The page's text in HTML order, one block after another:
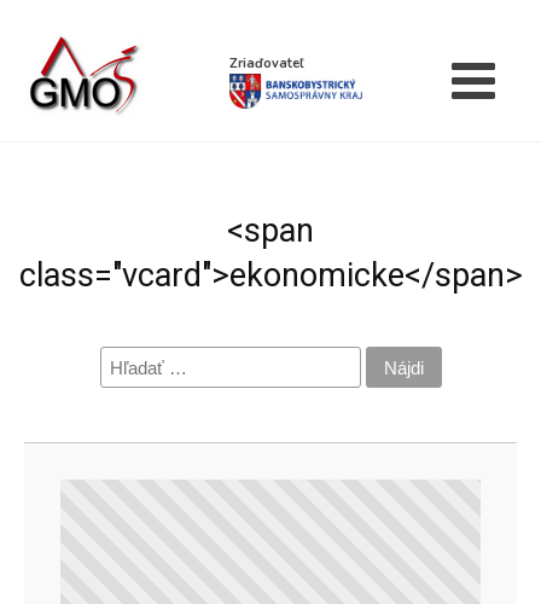
Zriaďovateľ
<span
class="vcard">ekonomicke</span>
Hľadať: